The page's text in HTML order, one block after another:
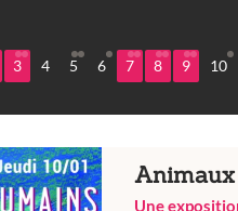
3 4 5 6 7 8 9 10
Animaux
Une